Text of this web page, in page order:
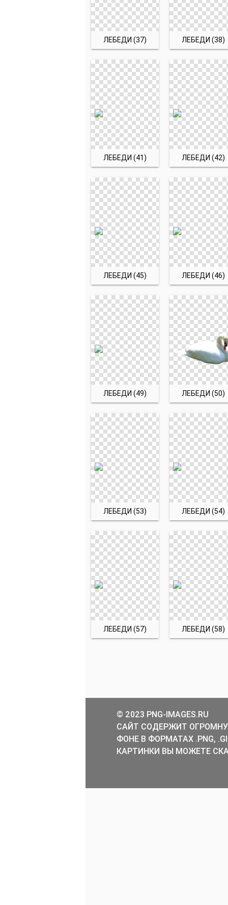
ЛЕБЕДИ (37) ЛЕБЕДИ (38)
ЛЕБЕДИ (41) ЛЕБЕДИ (42)
ЛЕБЕДИ (45) ЛЕБЕДИ (46)
ЛЕБЕДИ (49) ЛЕБЕДИ (50)
ЛЕБЕДИ (53) ЛЕБЕДИ (54)
ЛЕБЕДИ (57) ЛЕБЕДИ (58)
© 2023 PNG-IMAGES.RU
САЙТ СОДЕРЖИТ
ФОНЕ В ФОРМАТАХ .PNG,
КАРТИНКИ ВЫ МОЖЕТЕ